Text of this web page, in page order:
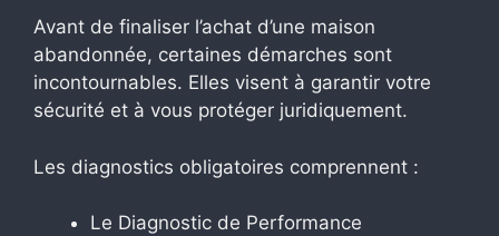
Avant de finaliser l’achat d’une maison
abandonnée, certaines démarches sont
incontournables. Elles visent à garantir votre
sécurité et à vous protéger juridiquement.
Les diagnostics obligatoires comprennent :
Le Diagnostic de Performance